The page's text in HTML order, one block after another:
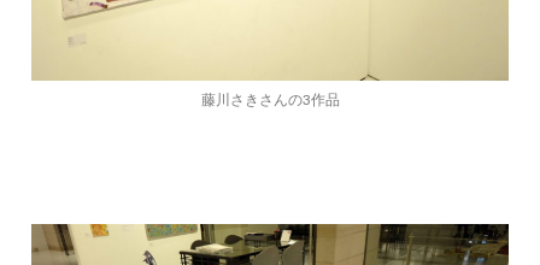
藤川さきさんの3作品